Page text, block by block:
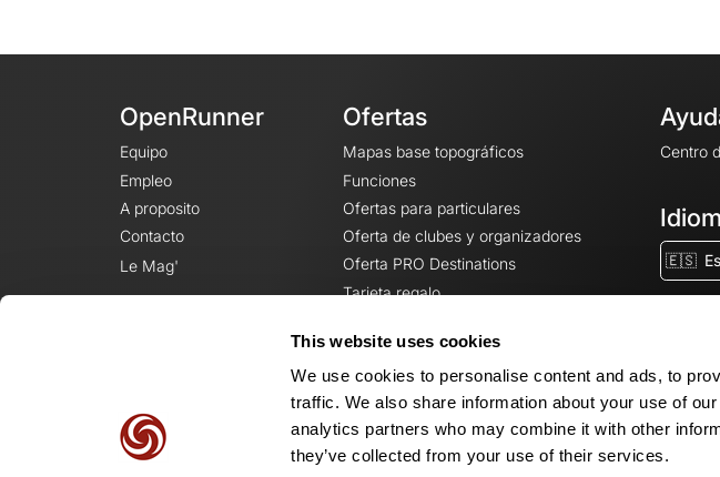
This website uses cookies
We use cookies to personalise content and ads, to
traffic. We also share information about your use of
analytics partners who may combine it with other
they’ve collected from your use of their services.
OpenRunner
Equipo
Empleo
A proposito
Contacto
Le Mag'
Ofertas
Mapas base topográficos
Funciones
Ofertas para particulares
Oferta de clubes y organizadores
Oferta PRO Destinations
Tarjeta regalo
Centro
🇪🇸